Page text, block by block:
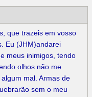
que trazeis em vosso
Eu (JHM)andarei
meus inimigos, tendo
olhos não me
mal. Armas de
sem o meu